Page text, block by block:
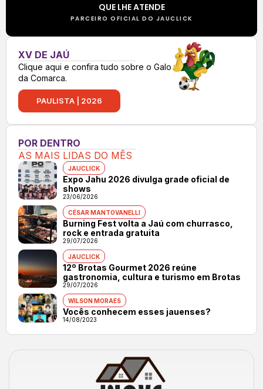
QUE LHE ATENDE
PARCEIRO OFICIAL DO JAUCLICK
XV DE JAÚ
Clique aqui e confira tudo sobre o Galo
da Comarca.
PAULISTA | 2026
POR DENTRO
AS MAIS LIDAS DO MÊS
JAUCLICK
Expo Jahu 2026 divulga grade oficial de
shows
23/06/2026
CÉSAR MANTOVANELLI
Burning Fest volta a Jaú com churrasco,
rock e entrada gratuita
29/07/2026
JAUCLICK
12º Brotas Gourmet 2026 reúne
gastronomia, cultura e turismo em Brotas
29/07/2026
WILSON MORAES
Vocês conhecem esses jauenses?
14/08/2023